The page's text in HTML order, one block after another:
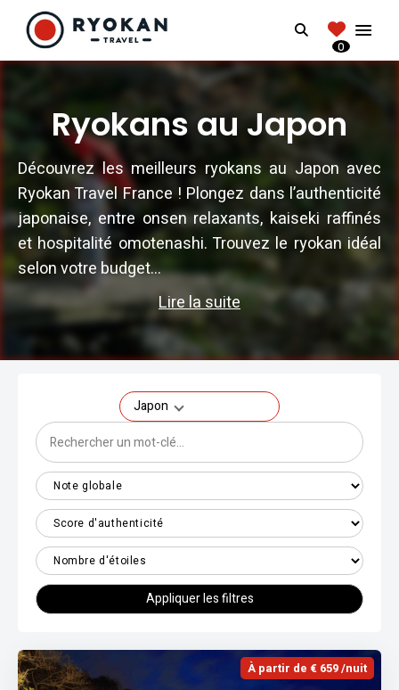
RYOKANTRAVEL
Vivez l'expérience authentique d'un Ryokan
Search
0
Ryokans au Japon
Découvrez les meilleurs ryokans au Japon avec
Ryokan Travel France ! Plongez dans l’authenticité
japonaise, entre onsen relaxants, kaiseki raffinés
et hospitalité omotenashi. Trouvez le ryokan idéal
selon votre budget...
Lire la suite
Japon
Appliquer les filtres
À partir de € 659 /nuit